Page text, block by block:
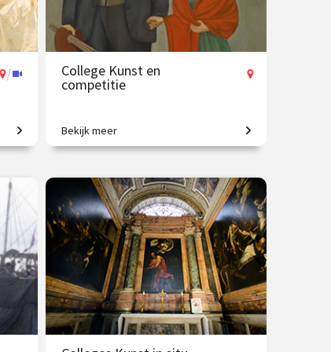
/ College Kunst en
competitie
Vriendschap, strijd en inspiratie.
€ 35.00 vanaf 13 okt.
Op locatie
Bekijk meer